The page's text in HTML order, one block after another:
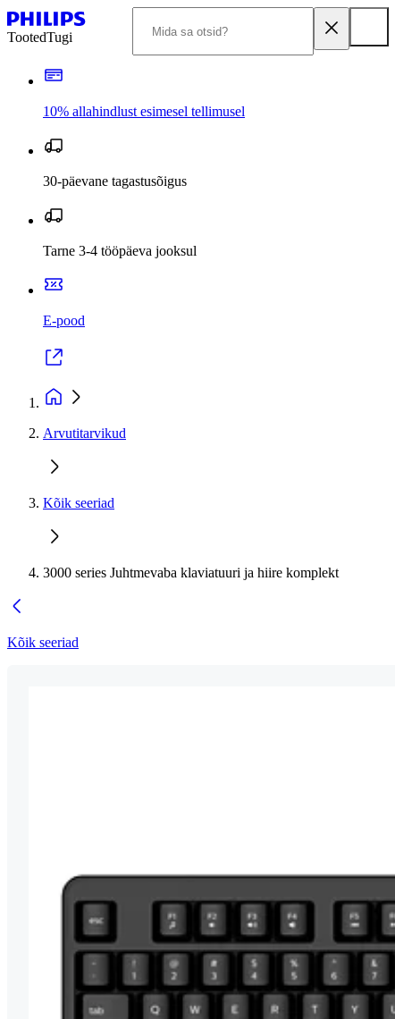
TootedTugi
10% allahindlust esimesel tellimusel
30-päevane tagastusõigus
Tarne 3-4 tööpäeva jooksul
E-pood
Arvutitarvikud
Kõik seeriad
3000 series Juhtmevaba klaviatuuri ja hiire komplekt
Kõik seeriad